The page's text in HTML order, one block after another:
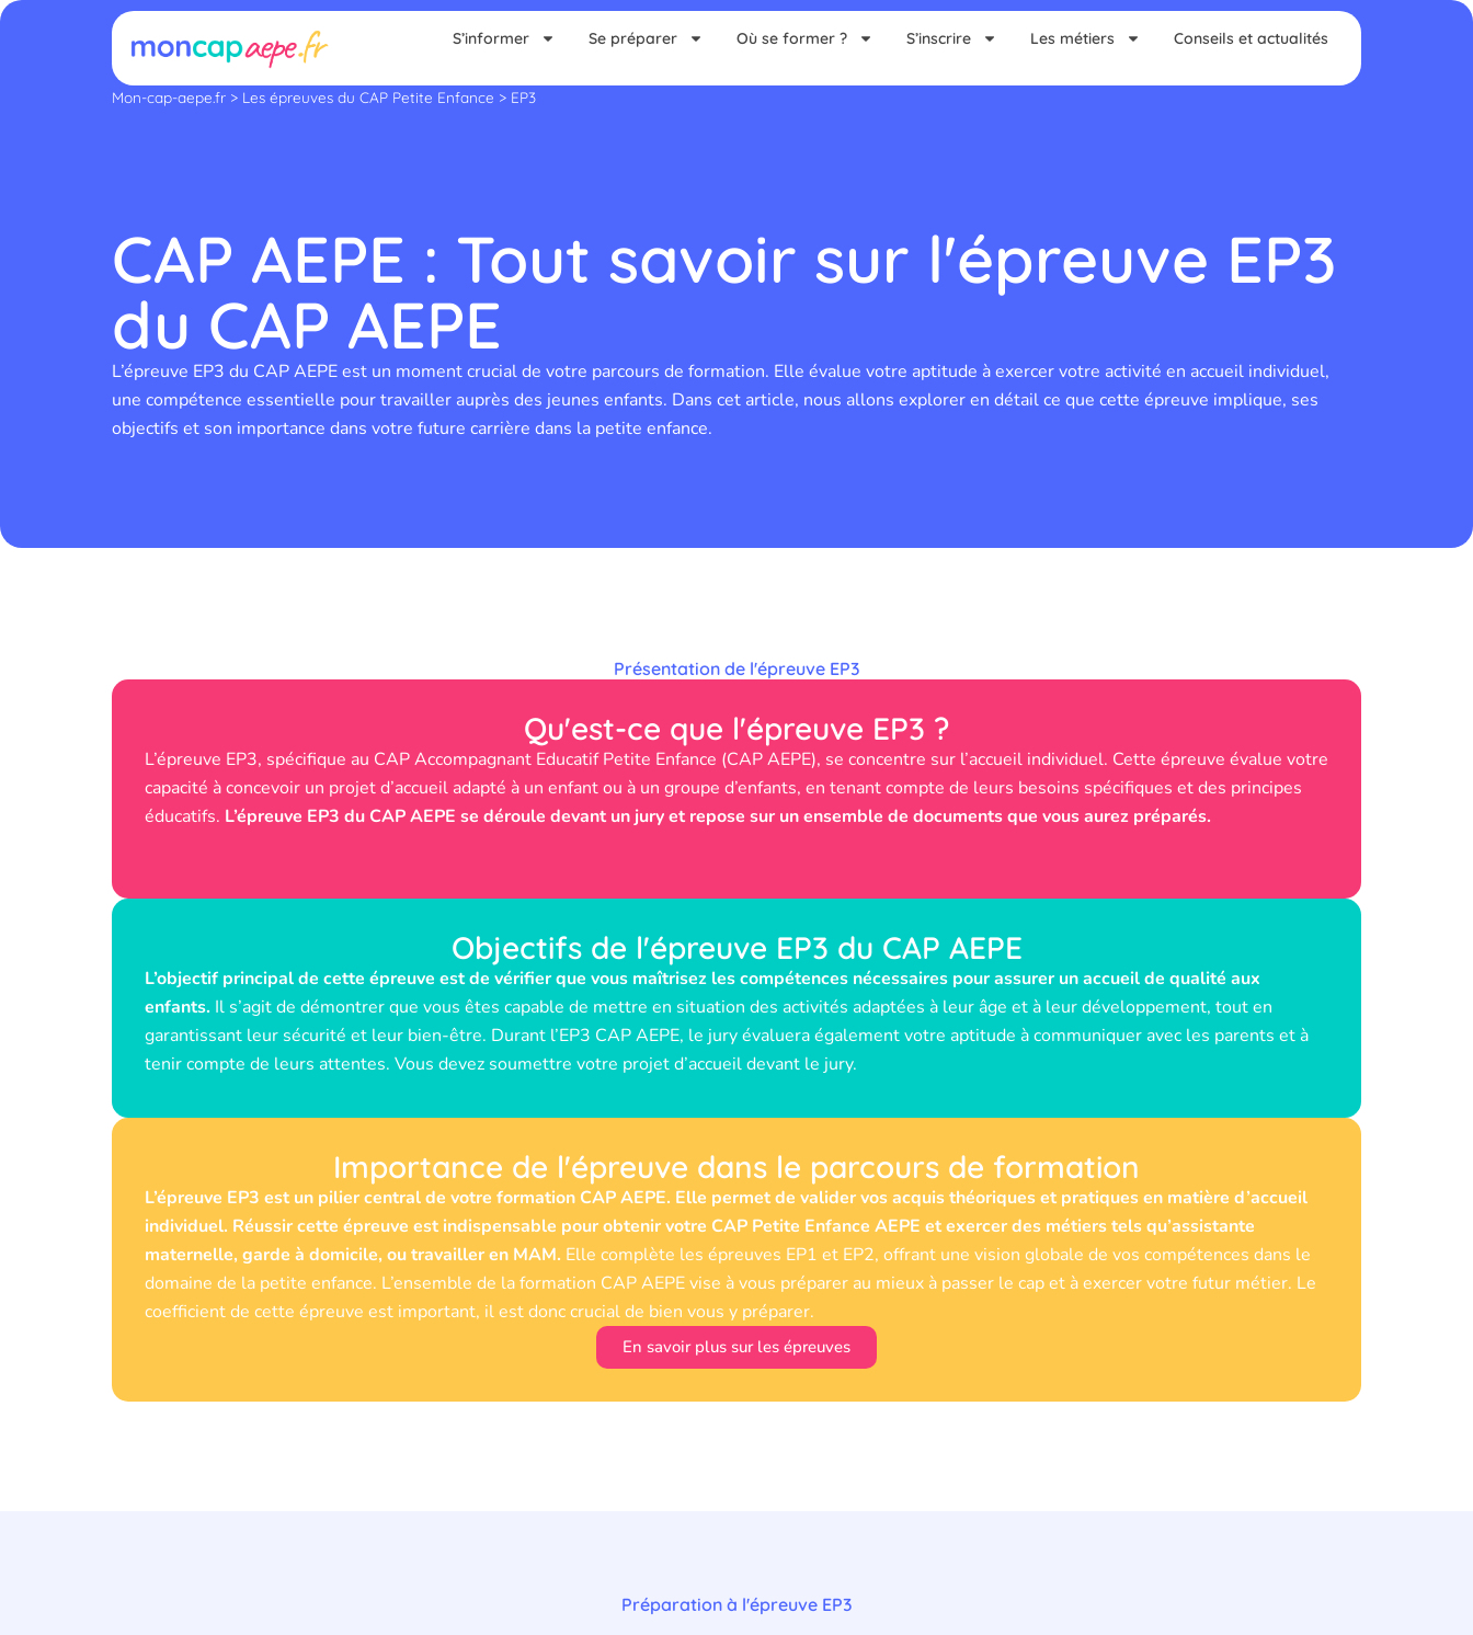
Aller
S’informer Se préparer Où se former ? S’inscrire Les métiers Conseils et actualités
Mon-cap-aepe.fr > Les épreuves du CAP Petite Enfance > EP3
CAP AEPE : Tout savoir sur l'épreuve EP3
du CAP AEPE
L’épreuve EP3 du CAP AEPE est un moment crucial de votre parcours de formation. Elle évalue votre aptitude à exercer votre activité en accueil individuel,
une compétence essentielle pour travailler auprès des jeunes enfants. Dans cet article, nous allons explorer en détail ce que cette épreuve implique, ses
objectifs et son importance dans votre future carrière dans la petite enfance.
Présentation de l'épreuve EP3
Qu'est-ce que l'épreuve EP3 ?
L’épreuve EP3, spécifique au CAP Accompagnant Educatif Petite Enfance (CAP AEPE), se concentre sur l’accueil individuel. Cette épreuve évalue votre
capacité à concevoir un projet d’accueil adapté à un enfant ou à un groupe d’enfants, en tenant compte de leurs besoins spécifiques et des principes
éducatifs. L’épreuve EP3 du CAP AEPE se déroule devant un jury et repose sur un ensemble de documents que vous aurez préparés.
Objectifs de l'épreuve EP3 du CAP AEPE
L’objectif principal de cette épreuve est de vérifier que vous maîtrisez les compétences nécessaires pour assurer un accueil de qualité aux
enfants. Il s’agit de démontrer que vous êtes capable de mettre en situation des activités adaptées à leur âge et à leur développement, tout en
garantissant leur sécurité et leur bien-être. Durant l’EP3 CAP AEPE, le jury évaluera également votre aptitude à communiquer avec les parents et à
tenir compte de leurs attentes. Vous devez soumettre votre projet d’accueil devant le jury.
Importance de l'épreuve dans le parcours de formation
L’épreuve EP3 est un pilier central de votre formation CAP AEPE. Elle permet de valider vos acquis théoriques et pratiques en matière d’accueil
individuel. Réussir cette épreuve est indispensable pour obtenir votre CAP Petite Enfance AEPE et exercer des métiers tels qu’assistante
maternelle, garde à domicile, ou travailler en MAM. Elle complète les épreuves EP1 et EP2, offrant une vision globale de vos compétences dans le
domaine de la petite enfance. L’ensemble de la formation CAP AEPE vise à vous préparer au mieux à passer le cap et à exercer votre futur métier. Le
coefficient de cette épreuve est important, il est donc crucial de bien vous y préparer.
En savoir plus sur les épreuves
Préparation à l'épreuve EP3